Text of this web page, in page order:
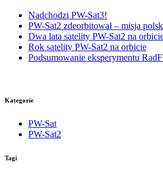
Nadchodzi PW-Sat3!
PW-Sat2 zdeorbitował – misja
Dwa lata satelity PW-Sat2 na
Rok satelity PW-Sat2 na orbicie
Podsumowanie eksperymentu
Kategorie
PW-Sat
PW-Sat2
Tagi